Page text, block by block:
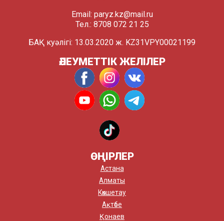
Email: paryz.kz@mail.ru
Тел.: 8708 072 21 25
БАҚ куәлігі: 13.03.2020 ж. KZ31VPY00021199
ӘЛЕУМЕТТІК ЖЕЛІЛЕР
ӨҢІРЛЕР
Астана
Алматы
Көкшетау
Ақтөбе
Қонаев